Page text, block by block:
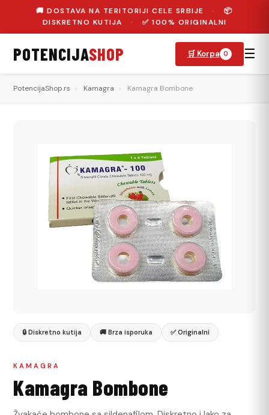
🚚 DOSTAVA NA TERITORIJI CELE SRBIJE ·
📦
DISKRETNO KUTIJA
· ✅ 100% ORIGINALNI
POTENCIJASHOP 🛒 Korpa 0 ☰
PotencijaShop.rs › Kamagra › Kamagra Bombone
🔒 Diskretno kutija 🚚 Brza isporuka ✅ Originalni
KAMAGRA
Kamagra Bombone